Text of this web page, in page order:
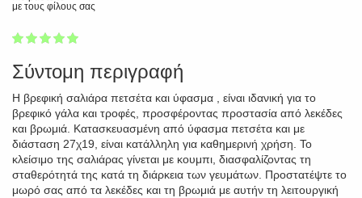
με τους φίλους σας
1
2
3
4
5
Σύντομη περιγραφή
Η βρεφική σαλιάρα πετσέτα και ύφασμα , είναι ιδανική για το
βρεφικό γάλα και τροφές, προσφέροντας προστασία από λεκέδες
και βρωμιά. Κατασκευασμένη από ύφασμα πετσέτα και με
διάσταση 27χ19, είναι κατάλληλη για καθημερινή χρήση. Το
κλείσιμο της σαλιάρας γίνεται με κουμπι, διασφαλίζοντας τη
σταθερότητά της κατά τη διάρκεια των γευμάτων. Προστατέψτε το
μωρό σας από τα λεκέδες και τη βρωμιά με αυτήν τη λειτουργική